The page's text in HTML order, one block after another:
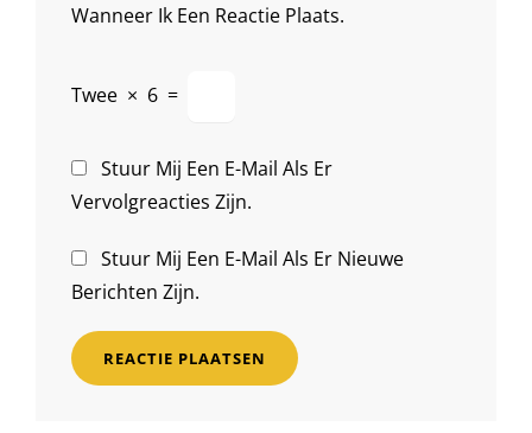
Wanneer Ik Een Reactie Plaats.
Twee × 6 =
Stuur Mij Een E-Mail Als Er
Vervolgreacties Zijn.
Stuur Mij Een E-Mail Als Er Nieuwe
Berichten Zijn.